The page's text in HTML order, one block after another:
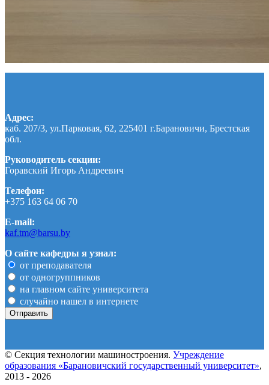
Адрес:
каб. 207/3, ул.Парковая, 62, 225401 г.Барановичи, Брестская
обл.
Руководитель секции:
Горавский Игорь Андреевич
Телефон:
+375 163 64 06 70
E-mail:
kaf.tm@barsu.by
О сайте кафедры я узнал:
от преподавателя
от одногруппников
на главном сайте университета
случайно нашел в интернете
© Секция технологии машиностроения. Учреждение
образования «Барановичский государственный университет»,
2013 - 2026